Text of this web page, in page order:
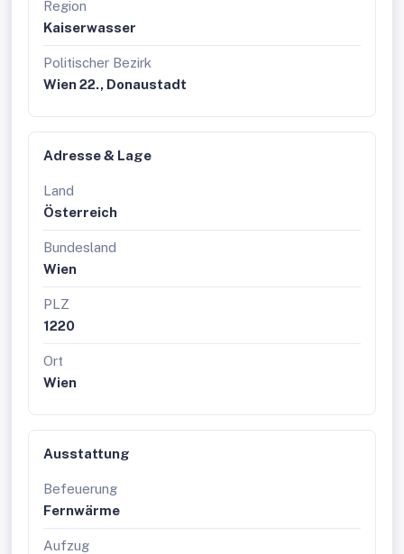
Region
Kaiserwasser
Politischer Bezirk
Wien 22., Donaustadt
Adresse & Lage
Land
Österreich
Bundesland
Wien
PLZ
1220
Ort
Wien
Ausstattung
Befeuerung
Fernwärme
Aufzug